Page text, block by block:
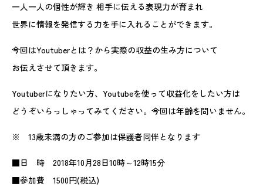
一人一人の個性が輝き 相手に伝える表現力が育まれ
世界に情報を発信する力を手に入れることができます。
今回はYoutuberとは？から実際の収益の生み方について
お伝えさせて頂きます。
Youtuberになりたい方、Youtubeを使って収益化をしたい方は
どうぞいらっしゃってみてください。今回は年齢を問いません。
※ 13歳未満の方のご参加は保護者同伴となります
■日 時 2018年10月28日10時～12時15分
■参加費 1500円(税込)